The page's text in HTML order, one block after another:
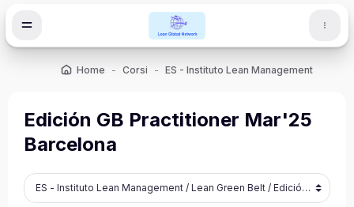
Home Corsi ES - Instituto Lean Management
Edición GB Practitioner Mar'25
Barcelona
Categorie di corso